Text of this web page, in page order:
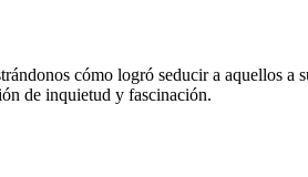
cómo logró seducir a aquellos
de inquietud y fascinación.